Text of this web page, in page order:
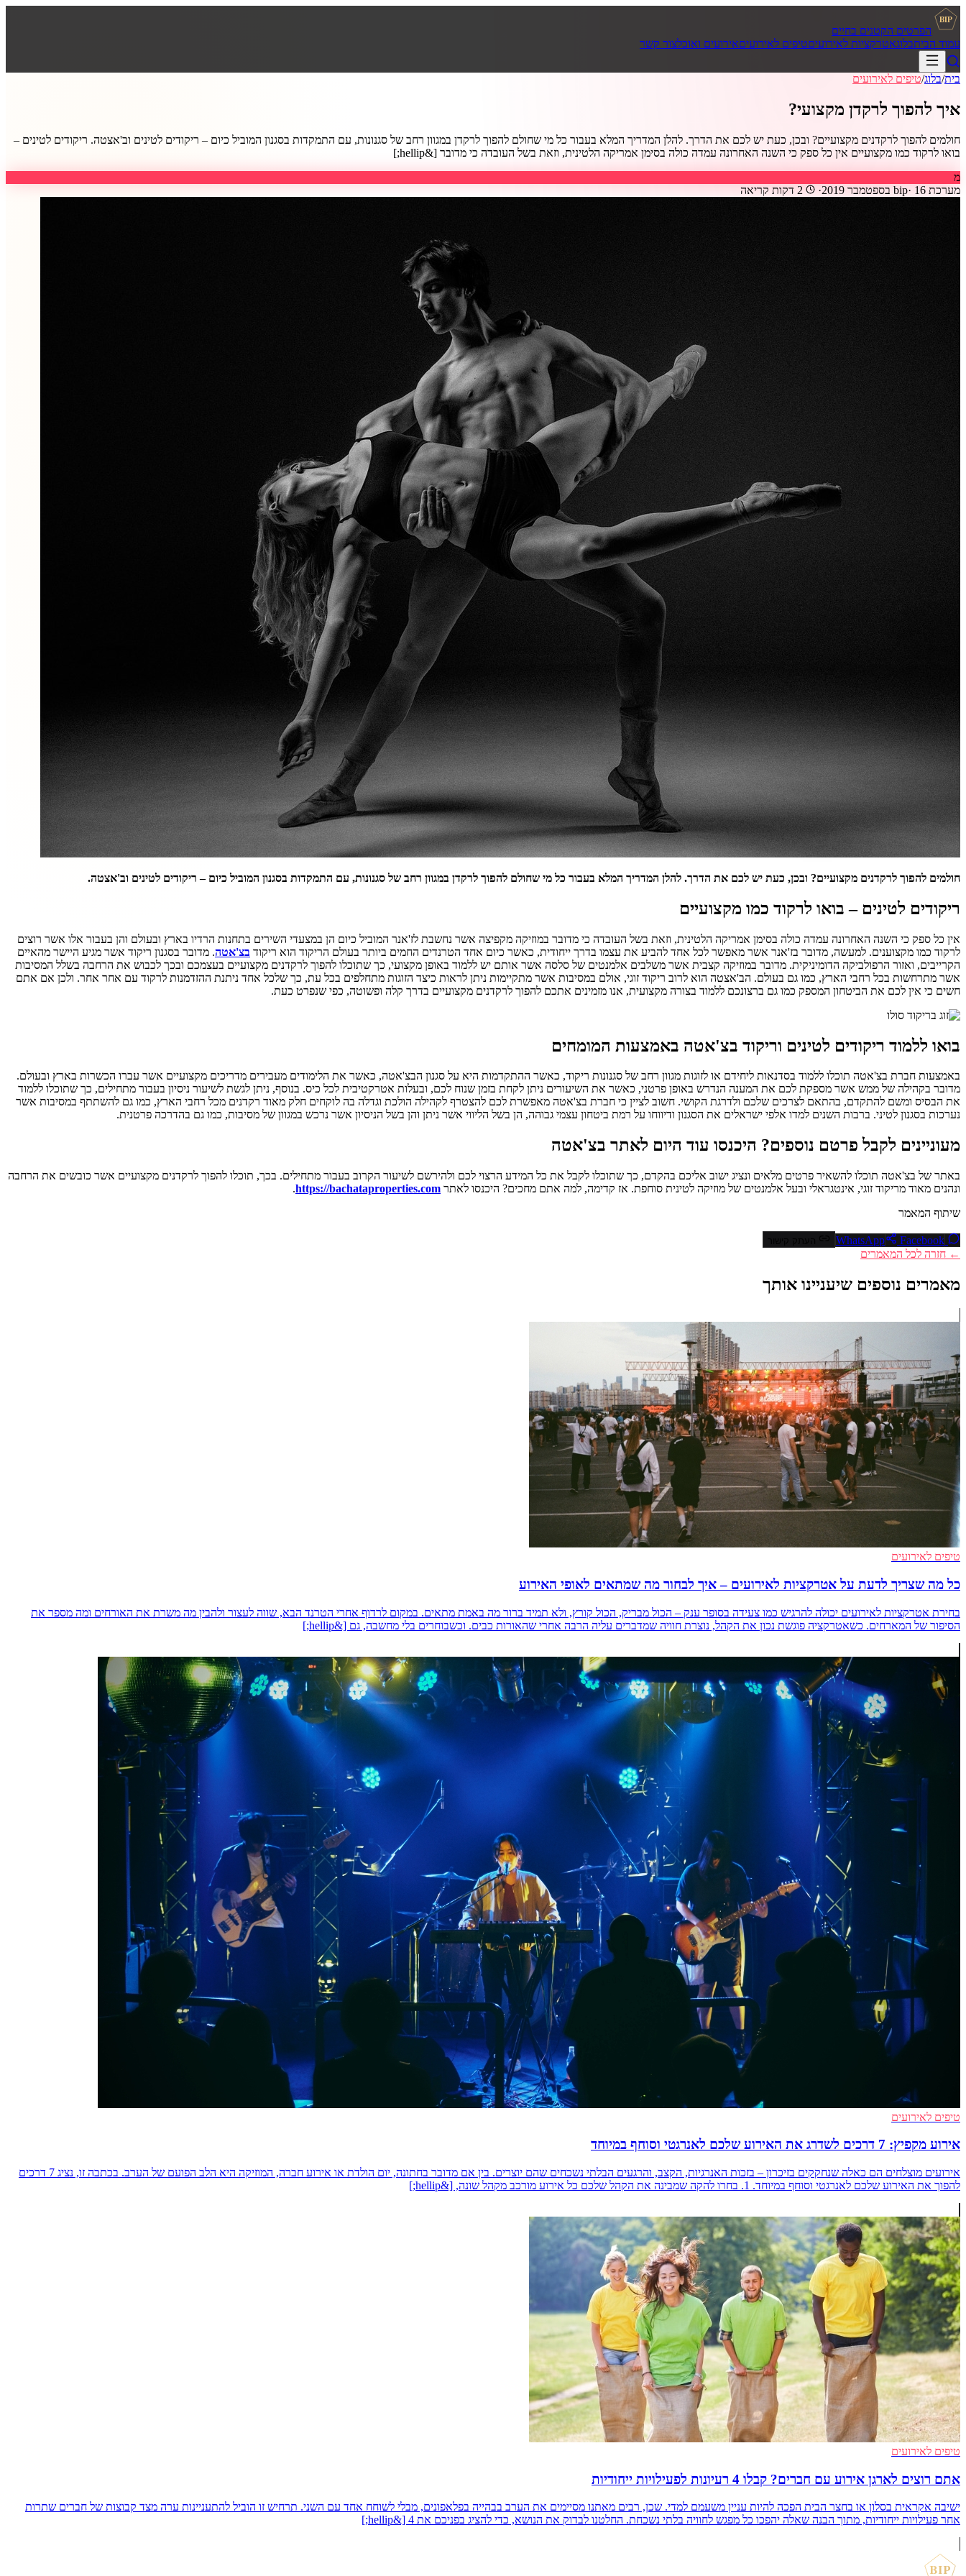
BIP
הפרטים הקטנים בחיים
עמוד הביתבלוגאטרקציות לאירועיםטיפים לאירועיםאירועים ואוכלצור קשר
בית/בלוג/טיפים לאירועים
איך להפוך לרקדן מקצועי?
חולמים להפוך לרקדנים מקצועיים? ובכן, כעת יש לכם את הדרך. להלן המדריך המלא בעבור כל מי שחולם להפוך לרקדן במגוון רחב של סגנונות, עם התמקדות בסגנון המוביל כיום – ריקודים לטינים וב'אצטה. ריקודים לטינים –
בואו לרקוד כמו מקצועיים אין כל ספק כי השנה האחרונה עמדה כולה בסימן אמריקה הלטינית, וזאת בשל העובדה כי מדובר [&hellip;]
מ
מערכת bip
· 16 בספטמבר 2019 ·
2 דקות קריאה
חולמים להפוך לרקדנים מקצועיים? ובכן, כעת יש לכם את הדרך. להלן המדריך המלא בעבור כל מי שחולם להפוך לרקדן במגוון רחב של סגנונות, עם התמקדות בסגנון המוביל כיום – ריקודים לטינים וב'אצטה.
ריקודים לטינים – בואו לרקוד כמו מקצועיים
אין כל ספק כי השנה האחרונה עמדה כולה בסימן אמריקה הלטינית, וזאת בשל העובדה כי מדובר במוזיקה מקפיצה אשר נחשבת לז'אנר המוביל כיום הן במצעדי השירים בתחנות הרדיו בארץ ובעולם והן בעבור אלו אשר רוצים
לרקוד כמו מקצוענים. למעשה, מדובר בז'אנר אשר מאפשר לכל אחד להביע את עצמו בדרך ייחודית, כאשר כיום אחד הטרנדים החמים ביותר בעולם הריקוד הוא ריקוד בצ'אטה. מדובר בסגנון ריקוד אשר מגיע היישר מהאיים
הקרייבים, ואזור הרפולביקה הדומיניקית. מדובר במוזיקה קצבית אשר משלבים אלמנטים של סלסה אשר אותם יש ללמוד באופן מקצועי, כך שתוכלו להפוך לרקדנים מקצועיים בעצמכם ובכך לכבוש את הרחבה בשלל המסיבות
אשר מתרחשות בכל רחבי הארץ, כמו גם בעולם. הב'אצטה הוא לרוב ריקוד זוגי, אולם במסיבות אשר מתקיימות ניתן לראות כיצד הזוגות מתחלפים בכל עת, כך שלכל אחד ניתנת ההזדמנות לרקוד עם אחר אחר. ולכן אם אתם
חשים כי אין לכם את הביטחון המספק כמו גם ברצונכם ללמוד בצורה מקצועית, אנו מזמינים אתכם להפוך לרקדנים מקצועיים בדרך קלה ופשוטה, כפי שנפרט כעת.
בואו ללמוד ריקודים לטינים וריקוד בצ'אטה באמצעות המומחים
באמצעות חברת בצ'אטה תוכלו ללמוד בסדנאות ליחידם או לזוגות מגוון רחב של סגנונות ריקוד, כאשר ההתקדמות היא על סגנון הבצ'אטה, כאשר את הלימודים מעבירים מדריכים מקצועיים אשר עברו הכשרות בארץ ובעולם.
מדובר בקהילה של ממש אשר מספקת לכם את המענה הנדרש באופן פרטני, כאשר את השיעורים ניתן לקחת בזמן שנוח לכם, ובעלות אטרקטיבית לכל כיס. בנוסף, ניתן לגשת לשיעור ניסיון בעבור מתחילים, כך שתוכלו ללמוד
את הבסיס ומשם להתקדם, בהתאם לצרכים שלכם ולדרגת הקושי. חשוב לציין כי חברת בצ'אטה מאפשרת לכם להצטרף לקהילה הולכת וגדלה בה לוקחים חלק מאוד רקדנים מכל רחבי הארץ, כמו גם להשתתף במסיבות אשר
נערכות בסגנון לטיני. ברבות השנים למדו אלפי ישראלים את הסגנון ודיווחו על רמת ביטחון עצמי גבוהה, הן בשל הליווי אשר ניתן והן בשל הניסיון אשר נרכש במגוון של מסיבות, כמו גם בהדרכה פרטנית.
מעוניינים לקבל פרטם נוספים? היכנסו עוד היום לאתר בצ'אטה
באתר של בצ'אטה תוכלו להשאיר פרטים מלאים ונציג ישוב אליכם בהקדם, כך שתוכלו לקבל את כל המידע הרצוי לכם ולהירשם לשיעור הקרוב בעבור מתחילים. בכך, תוכלו להפוך לרקדנים מקצועיים אשר כובשים את הרחבה
ונהנים מאוד מריקוד זוגי, אינטגראלי ובעל אלמנטים של מוזיקה לטינית סוחפת. אז קדימה, למה אתם מחכים? היכנסו לאתר https://bachataproperties.com
.
שיתוף המאמר
Facebook
← חזרה לכל המאמרים
מאמרים נוספים שיעניינו אותך
טיפים לאירועים
כל מה שצריך לדעת על אטרקציות לאירועים – איך לבחור מה שמתאים לאופי האירוע
בחירת אטרקציות לאירועים יכולה להרגיש כמו צעידה בסופר ענק – הכול מבריק, הכול קורץ, ולא תמיד ברור מה באמת מתאים. במקום לרדוף אחרי הטרנד הבא, שווה לעצור ולהבין מה משרת את האורחים ומה מספר את
הסיפור של המארחים. כשאטרקציה פוגשת נכון את הקהל, נוצרת חוויה שמדברים עליה הרבה אחרי שהאורות כבים. וכשבוחרים בלי מחשבה, גם [&hellip;]
טיפים לאירועים
אירוע מקפיץ: 7 דרכים לשדרג את האירוע שלכם לאנרגטי וסוחף במיוחד
אירועים מוצלחים הם כאלה שנחקקים בזיכרון – בזכות האנרגיות, הקצב, והרגעים הבלתי נשכחים שהם יוצרים. בין אם מדובר בחתונה, יום הולדת או אירוע חברה, המוזיקה היא הלב הפועם של הערב. בכתבה זו, נציג 7 דרכים
להפוך את האירוע שלכם לאנרגטי וסוחף במיוחד. 1. בחרו להקה שמבינה את הקהל שלכם כל אירוע מורכב מקהל שונה, [&hellip;]
טיפים לאירועים
אתם רוצים לארגן אירוע עם חברים? קבלו 4 רעיונות לפעילויות ייחודיות
ישיבה אקראית בסלון או בחצר הבית הפכה להיות עניין משעמם למדי. שכן, רבים מאתנו מסיימים את הערב בבהייה בפלאפונים, מבלי לשוחח אחד עם השני. תרחיש זו הוביל להתעניינות ערה מצד קבוצות של חברים שתרות
אחר פעילויות ייחודיות, מתוך הבנה שאלה יהפכו כל מפגש לחוויה בלתי נשכחת. החלטנו לבדוק את הנושא, כדי להציג בפניכם את 4 [&hellip;]
BIP